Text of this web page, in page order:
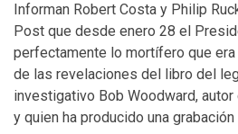
Informan Robert Costa y Philip
Post que desde enero 28 el
perfectamente lo mortífero que
de las revelaciones del libro del
investigativo Bob Woodward, autor
y quien ha producido una